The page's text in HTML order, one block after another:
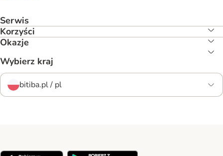
Serwis
Korzyści
Okazje
Wybierz kraj
bitiba.pl / pl